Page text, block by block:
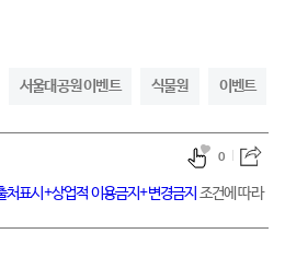
서울대공원 이벤트 식물원 이벤트
처표시+상업적 이용금지+변경금지 조건에 따라
0